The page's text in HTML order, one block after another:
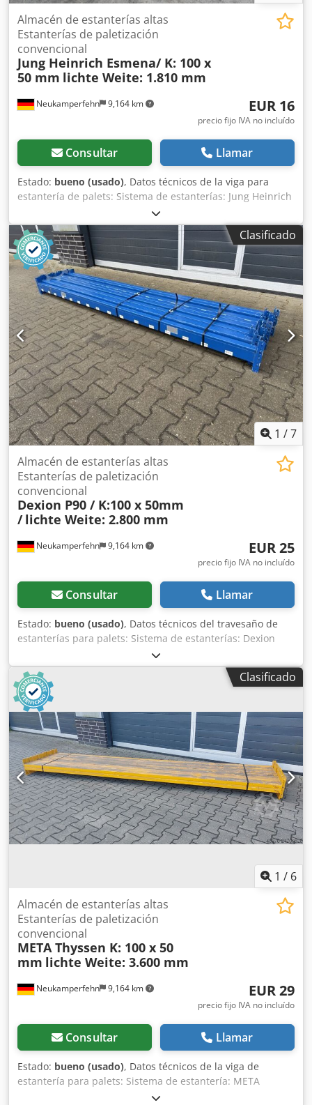
Neukamperfehn 9,164 km
Almacén de estanterías altas
Estanterías de paletización
convencional
Jung Heinrich Esmena/ K: 100 x
50 mm lichte Weite: 1.810 mm
EUR 16
precio fijo IVA no incluído
Consultar Llamar
Estado: bueno (usado), Datos técnicos de la viga para
estantería de palets: Sistema de estanterías: Jung Heinrich
Tipo: Esmena El suministro incluye: 01x viga para
estantería de palets, usada Color del material: RAL1007
amarillo Crjdoxb Ricjpfx Agxsf Perfil tubular: 100 x 50 mm
Tipo de viga: N100x50|SEG5 Conector: 5 ganchos Luz libre:
1.810 mm Sus personas de contacto en nuestra empresa:
Sr. Andre Evering Sr. Mario Klöver Sr. Falk Deutsch
Información general sobre el artículo: Este artículo solo
está disponible para recogida. Si se requiere transporte o
envío, esto conllevará costes adicionales, los cuales se
podrán consultar aparte según destino y volumen de
entrega. Consulte con nosotros para más detalles.
Clasificado
1 /7
Neukamperfehn 9,164 km
Almacén de estanterías altas
Estanterías de paletización
convencional
Dexion P90 / K:100 x 50mm
/ lichte Weite: 2.800 mm
EUR 25
precio fijo IVA no incluído
Consultar Llamar
Estado: bueno (usado), Datos técnicos del travesaño de
estanterías para palets: Sistema de estanterías: Dexion
Tipo: P 90 El alcance de suministro incluye: 01x viga para
estantería de palets, usada Color del material: galvanizado
sendzimir Perfil de caja: 100 x 50 mm Tipo de armadura:
SLB 100|13 Cierre: 5 HK Ancho libre: 2.800 mm 02x
pasador de bloqueo, usado Acabado: galvanizado
sendzimir Para asegurar las vigas longitudinales Sus
personas de contacto en nuestra empresa: Señor: André
Evering Cjdpfewfmynjx Agxjrf Señor: Mario Klöver Señor:
Falk Deutsch Información general sobre el artículo: Este
artículo está disponible únicamente para recogida.
Cualquier transporte adicional solicitado o el envío de este
artículo está sujeto a costes adicionales, que se cobrarán
aparte. Se pueden solicitar en función del lugar de entrega
o del alcance del suministro.
Clasificado
1 / 6
Neukamperfehn 9,164 km
Almacén de estanterías altas
Estanterías de paletización
convencional
META Thyssen K: 100 x 50
mm lichte Weite: 3.600 mm
EUR 29
precio fijo IVA no incluído
Consultar Llamar
Estado: bueno (usado), Datos técnicos de la viga de
estantería para palets: Sistema de estantería: META
Thyssen Incluido en la entrega: 01x viga de estantería para